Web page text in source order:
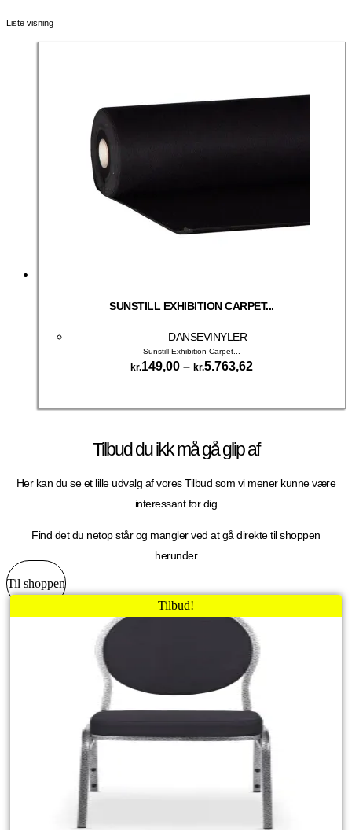
Liste visning
SUNSTILL EXHIBITION CARPET...
DANSEVINYLER
Sunstill Exhibition Carpet...
kr.149,00 – kr.5.763,62
kr.5.763,62
vare
kan
vælges
Tilbud du ikk må gå glip af
Her kan du se et lille udvalg af vores Tilbud som vi mener kunne være
interessant for dig
Find det du netop står og mangler ved at gå direkte til shoppen
herunder
Til shoppen
Tilbud!